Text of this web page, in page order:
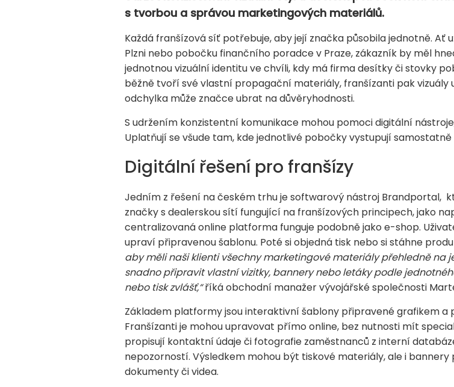
s tvorbou a správou marketingových materiálů.
Každá franšízová síť potřebuje, aby její značka působila jednotně. Ať
Plzni nebo pobočku finančního poradce v Praze, zákazník by měl
jednotnou vizuální identitu ve chvíli, kdy má firma desítky či stovky
běžně tvoří své vlastní propagační materiály, franšízanti pak
odchylka může značce ubrat na důvěryhodnosti.
S udržením konzistentní komunikace mohou pomoci digitální
Uplatňují se všude tam, kde jednotlivé pobočky vystupují
Digitální řešení pro franšízy
Jedním z řešení na českém trhu je softwarový nástroj Brandportal,
značky s dealerskou sítí fungující na franšízových principech, jako
centralizovaná online platforma funguje podobně jako e-shop.
upraví připravenou šablonu. Poté si objedná tisk nebo si stáhne
aby měli naši klienti všechny marketingové materiály přehledně na
snadno připravit vlastní vizitky, bannery nebo letáky podle
nebo tisk zvlášť,“říká obchodní manažer vývojářské společnosti
Základem platformy jsou interaktivní šablony připravené grafikem
Franšízanti je mohou upravovat přímo online, bez nutnosti mít
propisují kontaktní údaje či fotografie zaměstnanců z interní
nepozorností. Výsledkem mohou být tiskové materiály, ale i
dokumenty či videa.